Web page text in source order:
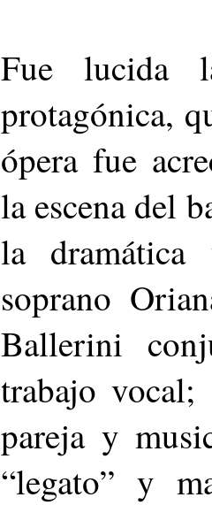
Fue lucida
protagónica,
ópera fue
la escena del
la
soprano
Ballerini
trabajo
pareja y
“legato” y